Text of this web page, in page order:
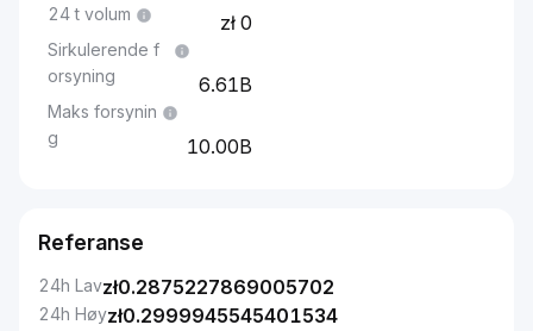
24 t volum 0
Sirkulerende f
orsyning
6.61B
Maks forsynin
g
10.00B
Referanse
24h Lavzł0.2875227869005702
24h Høyzł0.2999945545401534